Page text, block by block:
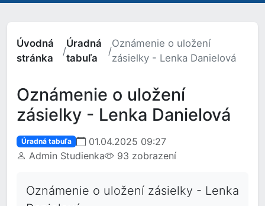
Úvodná
stránka
/
Úradná
tabuľa
/
Oznámenie o uložení
zásielky - Lenka Danielová
Oznámenie o uložení
zásielky - Lenka Danielová
Úradná tabuľa
01.04.2025 09:27
Admin Studienka
93 zobrazení
Oznámenie o uložení zásielky - Lenka